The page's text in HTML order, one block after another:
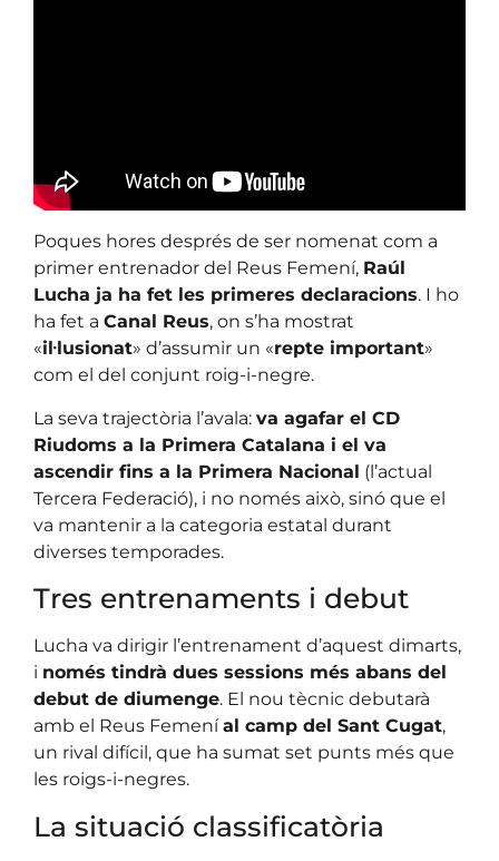
Poques hores després de ser nomenat com a
primer entrenador del Reus Femení, Raúl
Lucha ja ha fet les primeres declaracions. I ho
ha fet a Canal Reus, on s’ha mostrat
«il·lusionat» d’assumir un «repte important»
com el del conjunt roig-i-negre.
La seva trajectòria l’avala: va agafar el CD
Riudoms a la Primera Catalana i el va
ascendir fins a la Primera Nacional (l’actual
Tercera Federació), i no només això, sinó que el
va mantenir a la categoria estatal durant
diverses temporades.
Tres entrenaments i debut
Lucha va dirigir l’entrenament d’aquest dimarts,
i només tindrà dues sessions més abans del
debut de diumenge. El nou tècnic debutarà
amb el Reus Femeníal camp del Sant Cugat,
un rival difícil, que ha sumat set punts més que
les roigs-i-negres.
La situació classificatòria